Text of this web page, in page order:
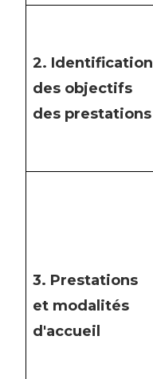
2. Identification
des objectifs
des prestations
3. Prestations
et modalités
d'accueil